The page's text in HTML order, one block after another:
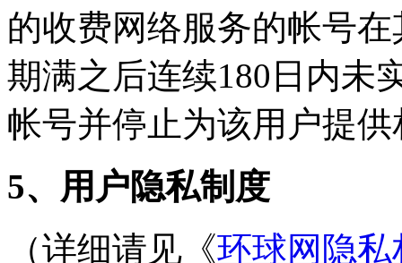
的收费网络服务的帐号
期满之后连续180日内未
帐号并停止为该用户提
5、 用户隐私制度
（详细请见《环球网隐